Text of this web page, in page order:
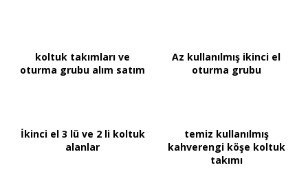
koltuk takımları ve
oturma grubu alım satım
Az kullanılmış ikinci el
oturma grubu
İkinci el 3 lü ve 2 li koltuk
alanlar
temiz kullanılmış
kahverengi köşe koltuk
takımı